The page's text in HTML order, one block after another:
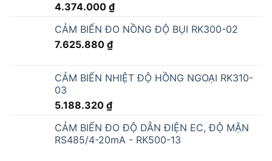
4.374.000 ₫
CẢM BIẾN ĐO NỒNG ĐỘ BỤI RK300-02
7.625.880 ₫
CẢM BIẾN NHIỆT ĐỘ HỒNG NGOẠI RK310-
03
5.188.320 ₫
CẢM BIẾN ĐO ĐỘ DẪN ĐIỆN EC, ĐỘ MẶN
RS485/4-20mA - RK500-13